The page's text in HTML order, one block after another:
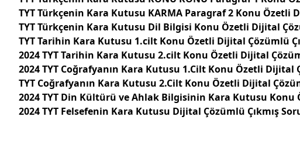
TYT Türkçenin Kara Kutusu KARMA Paragraf 2 Konu Özetli
TYT Türkçenin Kara Kutusu Dil Bilgisi Konu Özetli Dijital
TYT Tarihin Kara Kutusu 1.cilt Konu Özetli Dijital Çözümlü
2024 TYT Tarihin Kara Kutusu 2.cilt Konu Özetli Dijital
2024 TYT Coğrafyanın Kara Kutusu 1.Cilt Konu Özetli Dijital
TYT Coğrafyanın Kara Kutusu 2.Cilt Konu Özetli Dijital
2024 TYT Din Kültürü ve Ahlak Bilgisinin Kara Kutusu Konu
2024 TYT Felsefenin Kara Kutusu Dijital Çözümlü Çıkmış